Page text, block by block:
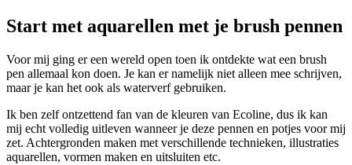
Start met aquarellen met je brush pennen
Voor mij ging er een wereld open toen ik ontdekte wat een brush
pen allemaal kon doen. Je kan er namelijk niet alleen mee schrijven,
maar je kan het ook als waterverf gebruiken.
Ik ben zelf ontzettend fan van de kleuren van Ecoline, dus ik kan
mij echt volledig uitleven wanneer je deze pennen en potjes voor mij
zet. Achtergronden maken met verschillende technieken, illustraties
aquarellen, vormen maken en uitsluiten etc.